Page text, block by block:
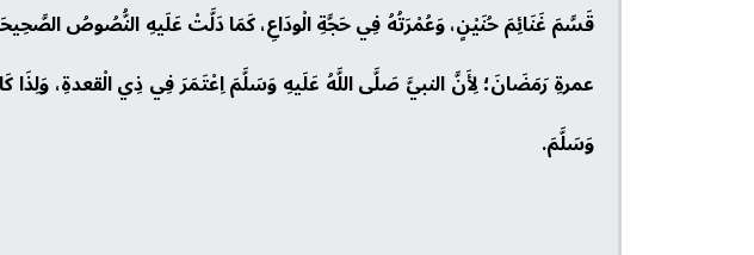
قَسَّمَ غَنَائِمَ حُنَيْنٍ، وَعُمْرَتُهُ فِي حَجَّةِ الْودَاعِ، كَمَا دَلَّتْ عَلَيهِ النُّصُوصُ
عمرةِ رَمَضَانَ؛ لِأَنَّ النبيَّ صَلَّى اللَّهُ عَلَيهِ وَسَلَّمَ اِعْتَمَرَ فِي ذِي الْقعدةِ،
وَسَلَّمَ.